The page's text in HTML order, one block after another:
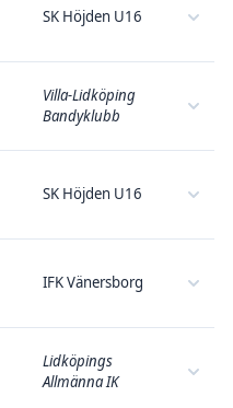
SK Höjden U16
Villa-Lidköping
Bandyklubb
SK Höjden U16
IFK Vänersborg
Lidköpings
Allmänna IK